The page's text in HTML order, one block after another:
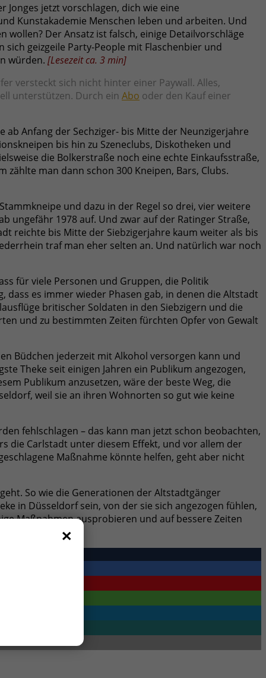
jetzt vorschlagen, dich wie eine
Kunstakademie Menschen leben und arbeiten. Und
Der Ansatz ist falsch, einige Detailvorschläge
geizgeile Party-People mit Flaschenbier und
würden. [Lesezeit ca. 3min]
versteckt sich nicht hinter einer Paywall. Alles,
unterstützen. Durch ein Abo oder den Kauf einer
Anfang der Sechziger- bis Mitte der Neunzigerjahre
bis hin zu Szeneclubs, Diskotheken und
die Bolkerstraße noch eine echte Einkaufsstraße,
man dann schon 300 Kneipen, Bars, Clubs.
und dazu in der Regel so drei, vier weitere
ungefähr 1978 auf. Und zwar auf der Ratinger Straße,
reichte bis Mitte der Siebzigerjahre kaum weiter als bis
traf man eher selten an. Und natürlich war noch
für viele Personen und Gruppen, die Politik
es immer wieder Phasen gab, in denen die Altstadt
britischer Soldaten in den Siebzigern und die
und zu bestimmten Zeiten fürchten Opfer von Gewalt
Büdchen jederzeit mit Alkohol versorgen kann und
Theke seit einigen Jahren ein Publikum angezogen,
Publikum anzusetzen, wäre der beste Weg, die
weil sie an ihren Wohnorten so gut wie keine
fehlschlagen – das kann man jetzt schon beobachten,
die Carlstadt unter diesem Effekt, und vor allem der
Maßnahme könnte helfen, geht aber nicht
So wie die Generationen der Altstadtgänger
in Düsseldorf sein, von der sie sich angezogen fühlen,
Maßnahmen ausprobieren und auf bessere Zeiten
×